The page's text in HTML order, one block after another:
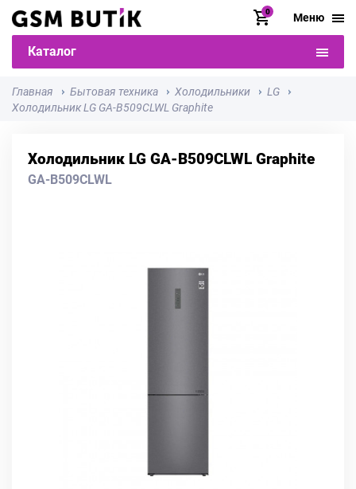
0 Меню
Каталог
Главная Бытовая техника Холодильники
LG
Холодильник LG GA-B509CLWL Graphite
Холодильник LG GA-B509CLWL Graphite
GA-B509CLWL